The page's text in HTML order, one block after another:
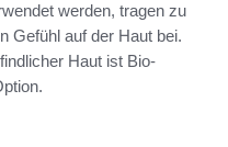
werden, tragen zu
Gefühl auf der Haut bei.
Haut ist Bio-